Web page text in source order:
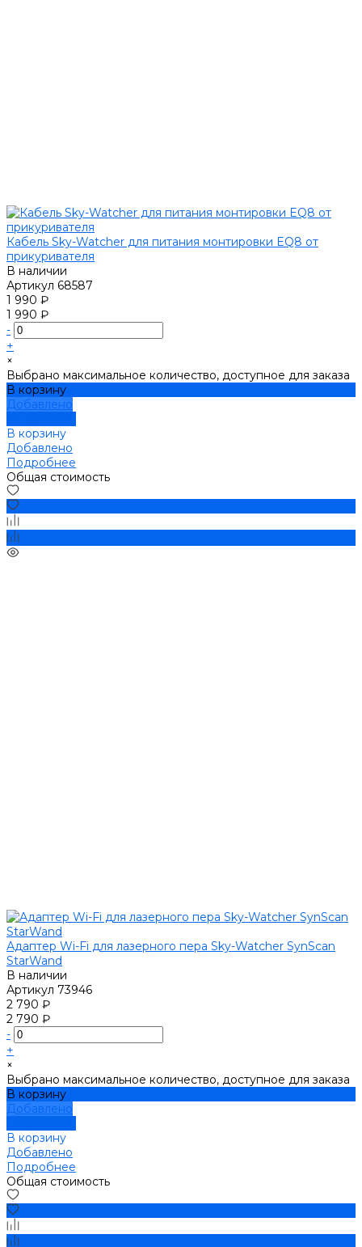
Кабель Sky-Watcher для питания монтировки EQ8 от
прикуривателя
В наличии
Артикул 68587
1 990 ₽
1 990 ₽
-
+
×
Выбрано максимальное количество, доступное для заказа
В корзину
Добавлено
В корзину
Добавлено
Подробнее
Общая стоимость
Адаптер Wi-Fi для лазерного пера Sky-Watcher SynScan
StarWand
В наличии
Артикул 73946
2 790 ₽
2 790 ₽
-
+
×
Выбрано максимальное количество, доступное для заказа
В корзину
Добавлено
В корзину
Добавлено
Подробнее
Общая стоимость